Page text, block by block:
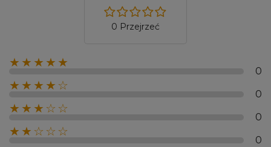
0 Przejrzeć
★★★★★
0
★★★★☆
0
★★★☆☆
0
★★☆☆☆
0